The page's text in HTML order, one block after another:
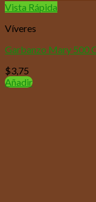
Vista Rápida
Víveres
Garbanzo Mary 500
$3,75
Añadir